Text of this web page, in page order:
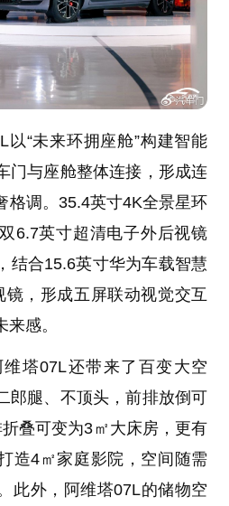
以“未来环拥座舱”构建智能
门与座舱整体连接，形成连
格调。35.4英寸4K全景星环
6.7英寸超清电子外后视镜
结合15.6英寸华为车载智慧
镜，形成五屏联动视觉交互
感。
塔07L还带来了百变大空
郎腿、不顶头，前排放倒可
叠可变为3㎡大床房，更有
造4㎡家庭影院，空间随需
此外，阿维塔07L的储物空